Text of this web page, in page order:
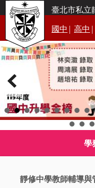
臺北市私立
國中 | 高中 |
學
靜修中學教師輔導與